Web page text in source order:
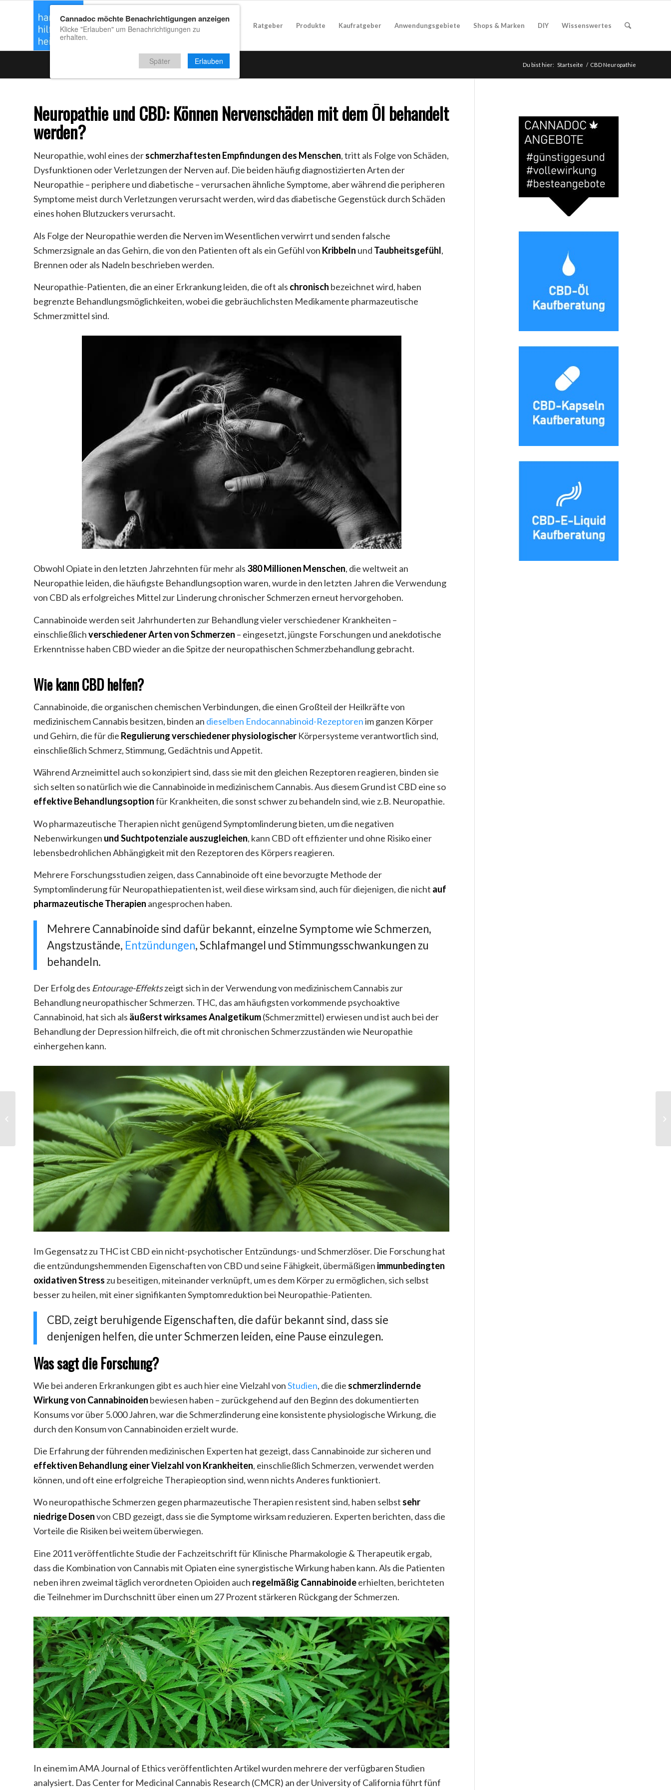
CBD Kaufratgeber Ratgeber Produkte Kaufratgeber Anwendungsgebiete Shops & Marken DIY Wissenswertes
Du bist hier: Startseite / CBD Neuropathie
Neuropathie und CBD: Können Nervenschäden mit dem Öl behandelt
werden?
Neuropathie, wohl eines derschmerzhaftesten Empfindungen des Menschen, tritt als Folge von Schäden,
Dysfunktionen oder Verletzungen der Nerven auf. Die beiden häufig diagnostizierten Arten der
Neuropathie – periphere und diabetische – verursachen ähnliche Symptome, aber während die peripheren
Symptome meist durch Verletzungen verursacht werden, wird das diabetische Gegenstück durch Schäden
eines hohen Blutzuckers verursacht.
Als Folge der Neuropathie werden die Nerven im Wesentlichen verwirrt und senden falsche
Schmerzsignale an das Gehirn, die von den Patienten oft als ein Gefühl von Kribbeln und Taubheitsgefühl,
Brennen oder als Nadeln beschrieben werden.
Neuropathie-Patienten, die an einer Erkrankung leiden, die oft als chronisch bezeichnet wird, haben
begrenzte Behandlungsmöglichkeiten, wobei die gebräuchlichsten Medikamente pharmazeutische
Schmerzmittel sind.
Obwohl Opiate in den letzten Jahrzehnten für mehr als 380 Millionen Menschen, die weltweit an
Neuropathie leiden, die häufigste Behandlungsoption waren, wurde in den letzten Jahren die Verwendung
von CBD als erfolgreiches Mittel zur Linderung chronischer Schmerzen erneut hervorgehoben.
Cannabinoide werden seit Jahrhunderten zur Behandlung vieler verschiedener Krankheiten –
einschließlichverschiedener Arten von Schmerzen – eingesetzt, jüngste Forschungen und anekdotische
Erkenntnisse haben CBD wieder an die Spitze der neuropathischen Schmerzbehandlung gebracht.
Wie kann CBD helfen?
Cannabinoide, die organischen chemischen Verbindungen, die einen Großteil der Heilkräfte von
medizinischem Cannabis besitzen, binden an dieselben Endocannabinoid-Rezeptorenim ganzen Körper
und Gehirn, die für die Regulierung verschiedener physiologischer Körpersysteme verantwortlich sind,
einschließlich Schmerz, Stimmung, Gedächtnis und Appetit.
Während Arzneimittel auch so konzipiert sind, dass sie mit den gleichen Rezeptoren reagieren, binden sie
sich selten so natürlich wie die Cannabinoide in medizinischem Cannabis. Aus diesem Grund ist CBD eine so
effektive Behandlungsoptionfür Krankheiten, die sonst schwer zu behandeln sind, wie z.B. Neuropathie.
Wo pharmazeutische Therapien nicht genügend Symptomlinderung bieten, um die negativen
Nebenwirkungen und Suchtpotenziale auszugleichen, kann CBD oft effizienter und ohne Risiko einer
lebensbedrohlichen Abhängigkeit mit den Rezeptoren des Körpers reagieren.
Mehrere Forschungsstudien zeigen, dass Cannabinoide oft eine bevorzugte Methode der
Symptomlinderung für Neuropathiepatienten ist, weil diese wirksam sind, auch für diejenigen, die nicht auf
pharmazeutische Therapien angesprochen haben.
Mehrere Cannabinoide sind dafür bekannt, einzelne Symptome wie Schmerzen,
Angstzustände, Entzündungen, Schlafmangel und Stimmungsschwankungen zu
behandeln.
Der Erfolg des Entourage-Effektszeigt sich in der Verwendung von medizinischem Cannabis zur
Behandlung neuropathischer Schmerzen. THC, das am häufigsten vorkommende psychoaktive
Cannabinoid, hat sich als äußerst wirksames Analgetikum(Schmerzmittel) erwiesen und ist auch bei der
Behandlung der Depression hilfreich, die oft mit chronischen Schmerzzuständen wie Neuropathie
einhergehen kann.
Im Gegensatz zu THC ist CBD ein nicht-psychotischer Entzündungs- und Schmerzlöser. Die Forschung hat
die entzündungshemmenden Eigenschaften von CBD und seine Fähigkeit, übermäßigen immunbedingten
oxidativen Stresszu beseitigen, miteinander verknüpft, um es dem Körper zu ermöglichen, sich selbst
besser zu heilen, mit einer signifikanten Symptomreduktion bei Neuropathie-Patienten.
CBD, zeigt beruhigende Eigenschaften, die dafür bekannt sind, dass sie
denjenigen helfen, die unter Schmerzen leiden, eine Pause einzulegen.
Was sagt die Forschung?
Wie bei anderen Erkrankungen gibt es auch hier eine Vielzahl vonStudien, die die schmerzlindernde
Wirkung von Cannabinoiden bewiesen haben – zurückgehend auf den Beginn des dokumentierten
Konsums vor über 5.000 Jahren, war die Schmerzlinderung eine konsistente physiologische Wirkung, die
durch den Konsum von Cannabinoiden erzielt wurde.
Die Erfahrung der führenden medizinischen Experten hat gezeigt, dass Cannabinoide zur sicheren und
effektiven Behandlung einer Vielzahl von Krankheiten, einschließlich Schmerzen, verwendet werden
können, und oft eine erfolgreiche Therapieoption sind, wenn nichts Anderes funktioniert.
Wo neuropathische Schmerzen gegen pharmazeutische Therapien resistent sind, haben selbst sehr
niedrige Dosenvon CBD gezeigt, dass sie die Symptome wirksam reduzieren. Experten berichten, dass die
Vorteile die Risiken bei weitem überwiegen.
Eine 2011 veröffentlichte Studie der Fachzeitschrift für Klinische Pharmakologie & Therapeutik ergab,
dass die Kombination von Cannabis mit Opiaten eine synergistische Wirkung haben kann. Als die Patienten
neben ihren zweimal täglich verordneten Opioiden auch regelmäßig Cannabinoideerhielten, berichteten
die Teilnehmer im Durchschnitt über einen um 27 Prozent stärkeren Rückgang der Schmerzen.
In einem im AMA Journal of Ethics veröffentlichten Artikel wurden mehrere der verfügbaren Studien
analysiert. Das Center for Medicinal Cannabis Research (CMCR) an der University of California führt fünf
CBD Niereninsuffizienz
Cannadoc möchte Benachrichtigungen anzeigen
Klicke "Erlauben" um Benachrichtigungen zu
erhalten.
Später Erlauben